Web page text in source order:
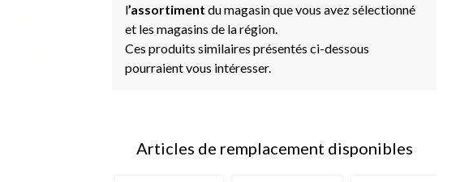
l’assortiment du magasin que vous avez sélectionné
et les magasins de la région.
Ces produits similaires présentés ci-dessous
pourraient vous intéresser.
Articles de remplacement disponibles